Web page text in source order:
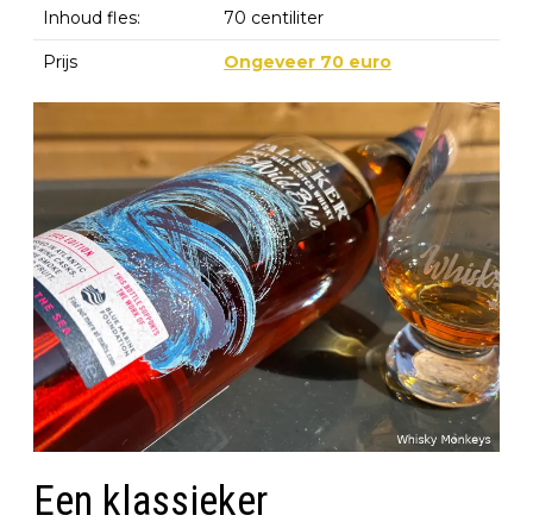
Inhoud fles: 70 centiliter
Prijs Ongeveer 70 euro
Een klassieker